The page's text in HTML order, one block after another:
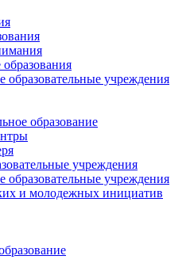
образовательные учреждения
образование
учреждения
образовательные учреждения
и молодежных инициатив